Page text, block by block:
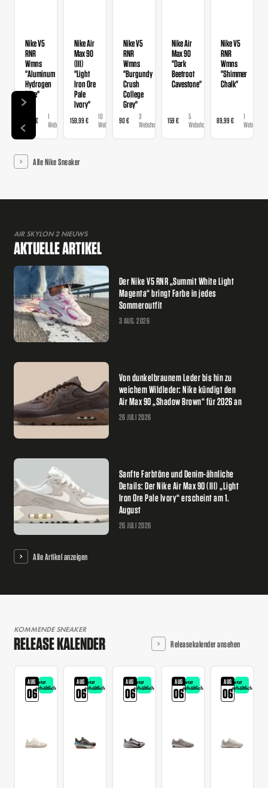
Nike V5
RNR
Wmns
"Aluminum
Hydrogen
Blue"
89,99 €
1
Webshop
Nike Air
Max 90
(III)
"Light
Iron Ore
Pale
Ivory"
159,99 €
10
Webshops
Nike V5
RNR
Wmns
"Burgundy
Crush
College
Grey"
90 €
3
Webshops
Nike Air
Max 90
"Dark
Beetroot
Cavestone"
159 €
5
Webshops
Nike V5
RNR
Wmns
"Shimmer
Chalk"
89,99 €
1
Webshop
Alle Nike Sneaker
AIR SKYLON 2 NIEUWS
AKTUELLE ARTIKEL
Der Nike V5 RNR „Summit White Light
Magenta“ bringt Farbe in jedes
Sommeroutfit
3 AUG. 2026
Von dunkelbraunem Leder bis hin zu
weichem Wildleder: Nike kündigt den
Air Max 90 „Shadow Brown“ für 2026 an
26 JULI 2026
Sanfte Farbtöne und Denim-ähnliche
Details: Der Nike Air Max 90 (III) „Light
Iron Ore Pale Ivory“ erscheint am 1.
August
26 JULI 2026
Alle Artikel anzeigen
KOMMENDE SNEAKER
RELEASE KALENDER Releasekalender ansehen
AUG
06
Jetzt
erhältlich
AUG
06
Jetzt
erhältlich
AUG
06
Jetzt
erhältlich
AUG
06
Jetzt
erhältlich
AUG
06
Jetzt
erhältlich